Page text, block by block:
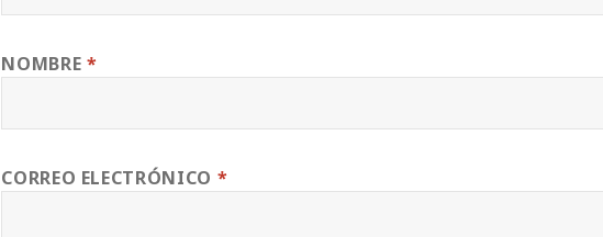
NOMBRE *
CORREO ELECTRÓNICO *